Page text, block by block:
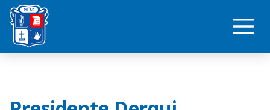
Saltar
contenido